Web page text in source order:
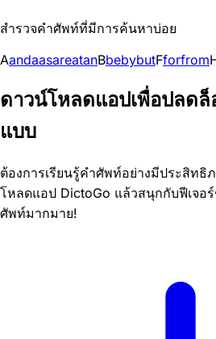
สำรวจคำศัพท์ที่มีการค้นหาบ่อย
AandaasareatanBbebybutFforfrom
ดาวน์โหลดแอปเพื่อปลดล็
แบบ
ต้องการเรียนรู้คำศัพท์อย่างมีประสิทธิ
โหลดแอป DictoGo แล้วสนุกกับฟีเจอ
ศัพท์มากมาย!